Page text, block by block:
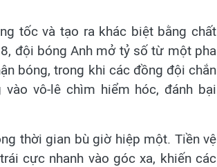
tốc và tạo ra khác biệt bằng chất
đội bóng Anh mở tỷ số từ một pha
bóng, trong khi các đồng đội chắn
vô-lê chìm hiểm hóc, đánh bại
thời gian bù giờ hiệp một. Tiền vệ
cực nhanh vào góc xa, khiến các